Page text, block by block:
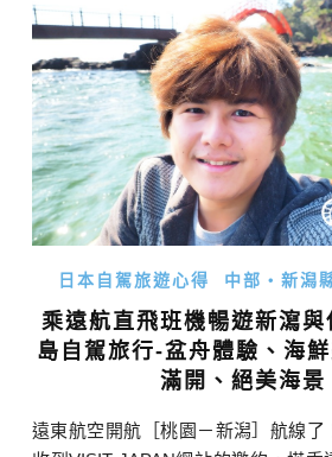
日本自駕旅遊心得 中部・新潟
乘遠航直飛班機暢遊新瀉
島自駕旅行-盆舟體驗、海
滿開、絕美海景
遠東航空開航［桃園－新潟］航線了